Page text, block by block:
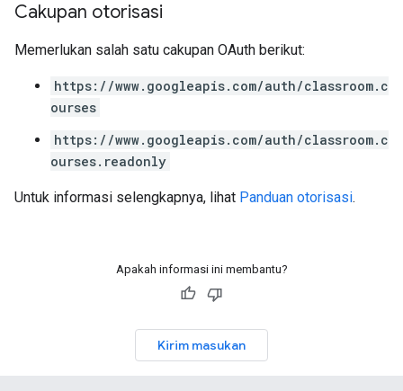
Cakupan otorisasi
Memerlukan salah satu cakupan OAuth berikut:
https://www.googleapis.com/auth/classroom.c
ourses
https://www.googleapis.com/auth/classroom.c
ourses.readonly
Untuk informasi selengkapnya, lihat Panduan otorisasi.
Apakah informasi ini membantu?
Kirim masukan